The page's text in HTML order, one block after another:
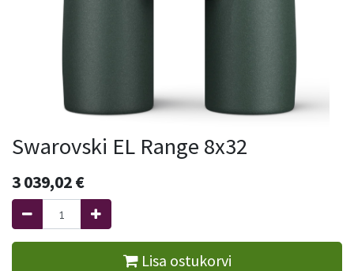
Swarovski EL Range 8x32
3 039,02€
Lisa ostukorvi